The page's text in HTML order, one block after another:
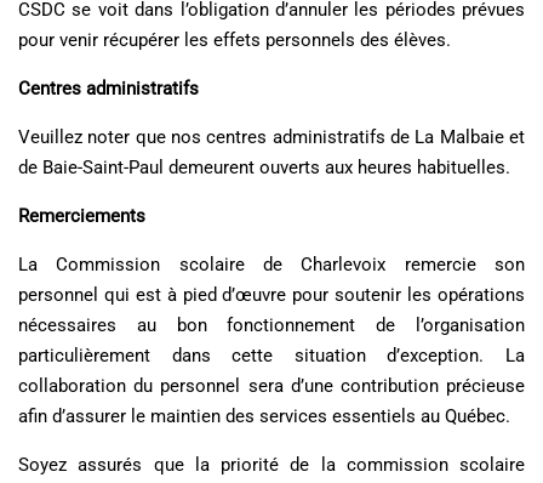
CSDC se voit dans l’obligation d’annuler les périodes prévues
pour venir récupérer les effets personnels des élèves.
Centres administratifs
Veuillez noter que nos centres administratifs de La Malbaie et
de Baie-Saint-Paul demeurent ouverts aux heures habituelles.
Remerciements
La Commission scolaire de Charlevoix remercie son
personnel qui est à pied d’œuvre pour soutenir les opérations
nécessaires au bon fonctionnement de l’organisation
particulièrement dans cette situation d’exception. La
collaboration du personnel sera d’une contribution précieuse
afin d’assurer le maintien des services essentiels au Québec.
Soyez assurés que la priorité de la commission scolaire